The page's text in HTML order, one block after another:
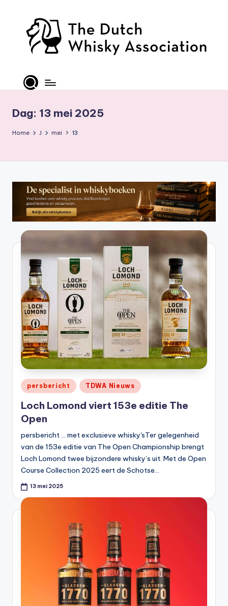
D
A
-
ci
al
S
t
or
-
Dag: 13 mei 2025
Home J mei 13
Geplaatst
in
persbericht TDWA Nieuws
Loch Lomond viert 153e editie The
Open
persbericht ... met exclusieve whisky'sTer gelegenheid
van de 153e editie van The Open Championship brengt
Loch Lomond twee bijzondere whisky’s uit. Met de Open
Course Collection 2025 eert de Schotse…
13 mei 2025